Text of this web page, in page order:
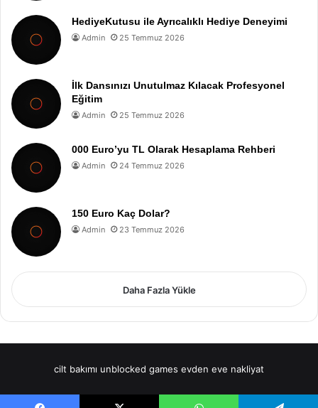
HediyeKutusu ile Ayrıcalıklı Hediye Deneyimi
Admin 25 Temmuz 2026
İlk Dansınızı Unutulmaz Kılacak Profesyonel
Eğitim
Admin 25 Temmuz 2026
000 Euro’yu TL Olarak Hesaplama Rehberi
Admin 24 Temmuz 2026
150 Euro Kaç Dolar?
Admin 23 Temmuz 2026
Daha Fazla Yükle
cilt bakımı unblocked games evden eve nakliyat